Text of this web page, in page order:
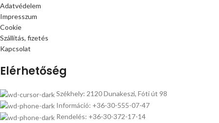
Adatvédelem
Impresszum
Cookie
Szállítás, fizetés
Kapcsolat
Elérhetőség
Székhely: 2120 Dunakeszi, Fóti út 98
Információ: +36-30-555-07-47
Rendelés: +36-30-372-17-14